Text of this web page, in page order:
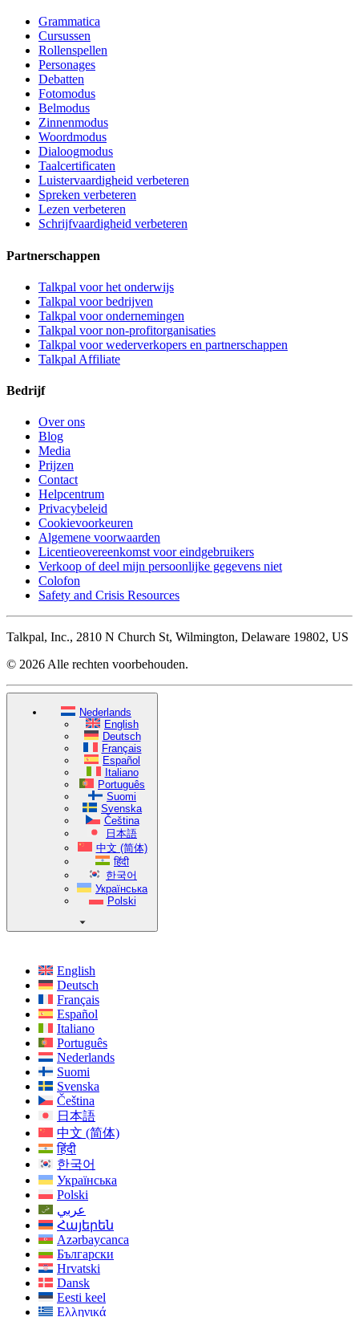
Grammatica
Cursussen
Rollenspellen
Personages
Debatten
Fotomodus
Belmodus
Zinnenmodus
Woordmodus
Dialoogmodus
Taalcertificaten
Luistervaardigheid verbeteren
Spreken verbeteren
Lezen verbeteren
Schrijfvaardigheid verbeteren
Partnerschappen
Talkpal voor het onderwijs
Talkpal voor bedrijven
Talkpal voor ondernemingen
Talkpal voor non-profitorganisaties
Talkpal voor wederverkopers en partnerschappen
Talkpal Affiliate
Bedrijf
Over ons
Blog
Media
Prijzen
Contact
Helpcentrum
Privacybeleid
Cookievoorkeuren
Algemene voorwaarden
Licentieovereenkomst voor eindgebruikers
Verkoop of deel mijn persoonlijke gegevens niet
Colofon
Safety and Crisis Resources
Talkpal, Inc., 2810 N Church St, Wilmington, Delaware 19802, US
© 2026 Alle rechten voorbehouden.
Nederlands
English
Deutsch
Français
Español
Italiano
Português
Suomi
Svenska
Čeština
日本語
中文 (简体)
हिंदी
한국어
Українська
Polski
English
Deutsch
Français
Español
Italiano
Português
Nederlands
Suomi
Svenska
Čeština
日本語
中文 (简体)
हिंदी
한국어
Українська
Polski
عربي
Հայերեն
Azərbaycanca
Български
Hrvatski
Dansk
Eesti keel
Ελληνικά